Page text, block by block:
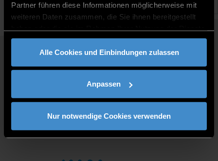
Partner führen diese Informationen möglicherweise mit
weiteren Daten zusammen, die Sie ihnen bereitgestellt
gesammelt haben.
Alle Cookies und Einbindungen zulassen
Anpassen
Nur notwendige Cookies verwenden
QUICKLINKS
FOR BUSINESSES
DIRECTIONS